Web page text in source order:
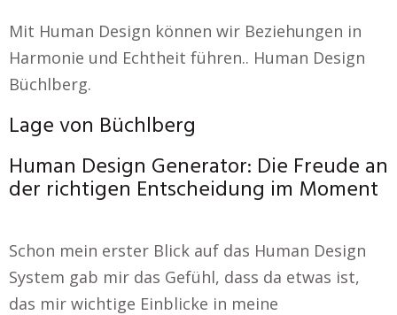
Mit Human Design können wir Beziehungen in
Harmonie und Echtheit führen.. Human Design
Büchlberg.
Lage von Büchlberg
Human Design Generator: Die Freude an
der richtigen Entscheidung im Moment
Schon mein erster Blick auf das Human Design
System gab mir das Gefühl, dass da etwas ist,
das mir wichtige Einblicke in meine